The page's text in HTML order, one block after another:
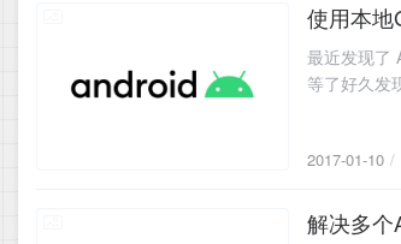
2017-01-10
使用本地
最近发现了
等了好久发
2017-01-10
2017-01-10
解决多个